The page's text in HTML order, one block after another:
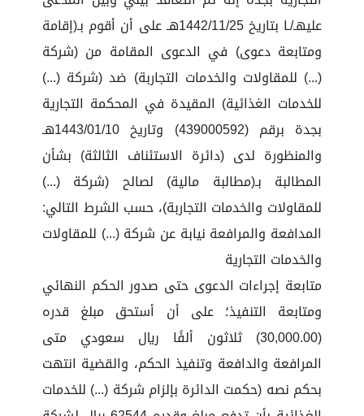
عليهـ/ـا بتاريخ 1442/11/25هـ على أن أقوم بـ(إقامة
ومتابعة دعوى) في الدعوى المقامة من (شركة
(...) للمقاولات والخدمات التجاربة) ضد (شركة (...)
للخدمات الغذائية) المقيدة في المحكمة التجارية
بجدة برقم (439000592) وتاريخ 1443/01/10هـ
والمنظورة لدى (دائرة الاستئناف الثالثة) بشأن
المطالبة بـ(مطالبة مالية) لصالح (شركة (...)
للمقاولات والخدمات التجاربة)، حسب الشرط التالي:
المدافعة والمرافعة نيابة عن شركة (...) للمقاولات
والخدمات التجارية
متابعة إجراءات الدعوى حتى صدور الحكم النهائي
ومتابعة التنفيذ؛ على أن أستحق مبلغ قدره
(30,000.00) ثلاثون ألفًا ريال سعودي متى
المرافعة والدافعة وتنفيذ الحكم، والقضية انتهت
بحكم نصه (حكمت الدائرة بإلزام شركة (...) للخدمات